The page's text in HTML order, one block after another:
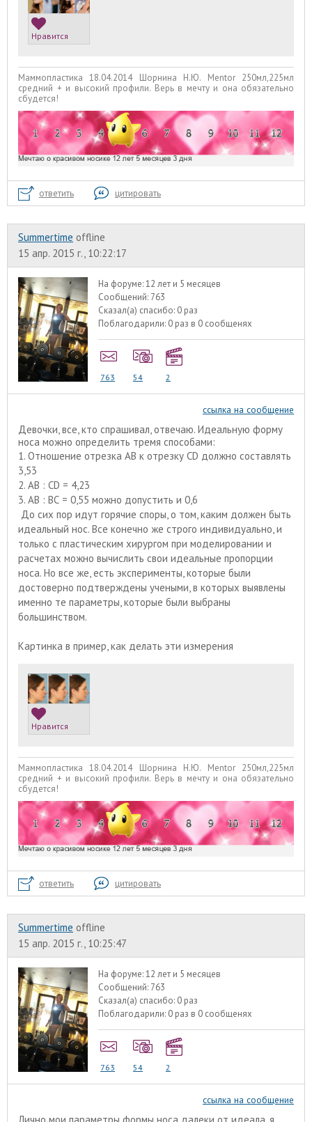
Нравится
Маммопластика 18.04.2014 Шорнина Н.Ю. Mentor 250мл,225мл
средний + и высокий профили. Верь в мечту и она обязательно
сбудется!
ответить цитировать
Summertime offline
15 апр. 2015 г., 10:22:17
На форуме:12 лет и 5 месяцев
Сообщений: 763
Сказал(а) спасибо: 0 раз
Поблагодарили: 0 раз в 0 сообщенях
763 54 2
ссылка на сообщение
Девочки, все, кто спрашивал, отвечаю. Идеальную форму
носа можно определить тремя способами:
1. Отношение отрезка АВ к отрезку CD должно составлять
3,53
2. АВ : СD = 4,23
3. АВ : ВС = 0,55 можно допустить и 0,6
До сих пор идут горячие споры, о том, каким должен быть
идеальный нос. Все конечно же строго индивидуально, и
только с пластическим хирургом при моделировании и
расчетах можно вычислить свои идеальные пропорции
носа. Но все же, есть эксперименты, которые были
достоверно подтверждены учеными, в которых выявлены
именно те параметры, которые были выбраны
большинством.
Картинка в пример, как делать эти измерения
Нравится
Маммопластика 18.04.2014 Шорнина Н.Ю. Mentor 250мл,225мл
средний + и высокий профили. Верь в мечту и она обязательно
сбудется!
ответить цитировать
Summertime offline
15 апр. 2015 г., 10:25:47
На форуме:12 лет и 5 месяцев
Сообщений: 763
Сказал(а) спасибо: 0 раз
Поблагодарили: 0 раз в 0 сообщенях
763 54 2
ссылка на сообщение